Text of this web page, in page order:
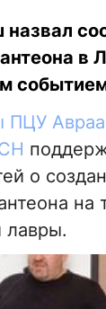
в
ПЦУ
о
на
лавры.